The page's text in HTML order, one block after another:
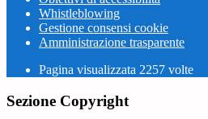
Whistleblowing
Gestione consensi cookie
Amministrazione trasparente
Pagina visualizzata 2257 volte
Sezione Copyright